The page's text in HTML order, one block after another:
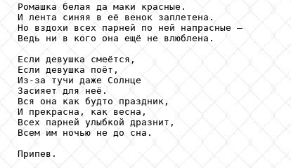
Ромашка белая да маки красные.
И лента синяя в её венок заплетена.
Но вздохи всех парней по ней напрасные –
Ведь ни в кого она ещё не влюблена.
Если девушка смеётся,
Если девушка поёт,
Из-за тучи даже Солнце
Засияет для неё.
Вся она как будто праздник,
И прекрасна, как весна,
Всех парней улыбкой дразнит,
Всем им ночью не до сна.
Припев.